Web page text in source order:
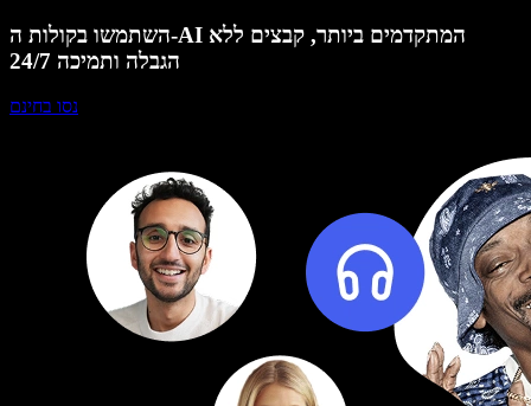
השתמשו בקולות ה-AI המתקדמים ביותר, קבצים ללא
הגבלה ותמיכה 24/7
נסו בחינם